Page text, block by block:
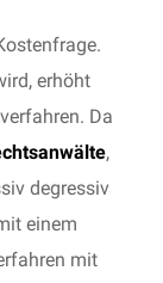
erhöht
Da
,
degressiv
einem
mit